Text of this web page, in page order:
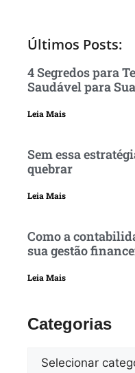
Últimos Posts:
4 Segredos para
Saudável para
Leia Mais
Sem essa
quebrar
Leia Mais
Como a
sua gestão
Leia Mais
Categorias